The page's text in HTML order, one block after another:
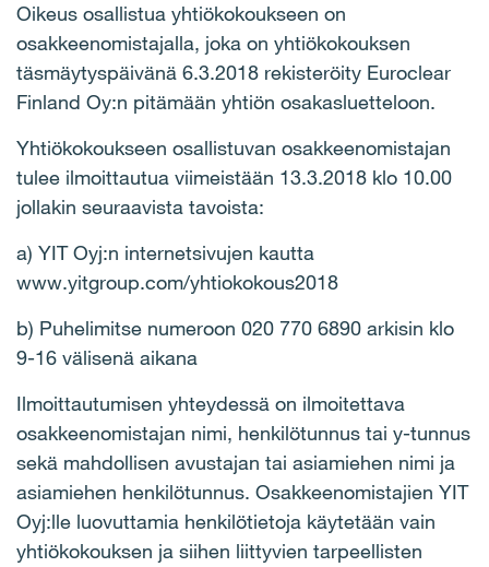
Oikeus osallistua yhtiökokoukseen on
osakkeenomistajalla, joka on yhtiökokouksen
täsmäytyspäivänä 6.3.2018 rekisteröity Euroclear
Finland Oy:n pitämään yhtiön osakasluetteloon.
Yhtiökokoukseen osallistuvan osakkeenomistajan
tulee ilmoittautua viimeistään 13.3.2018 klo 10.00
jollakin seuraavista tavoista:
a) YIT Oyj:n internetsivujen kautta
www.yitgroup.com/yhtiokokous2018
b) Puhelimitse numeroon 020 770 6890 arkisin klo
9-16 välisenä aikana
Ilmoittautumisen yhteydessä on ilmoitettava
osakkeenomistajan nimi, henkilötunnus tai y-tunnus
sekä mahdollisen avustajan tai asiamiehen nimi ja
asiamiehen henkilötunnus. Osakkeenomistajien YIT
Oyj:lle luovuttamia henkilötietoja käytetään vain
yhtiökokouksen ja siihen liittyvien tarpeellisten